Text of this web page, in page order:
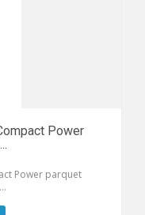
Power
Power parquet